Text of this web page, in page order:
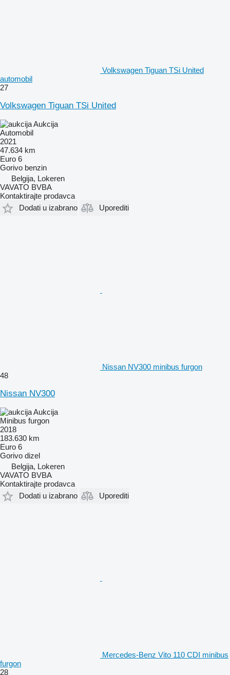
Volkswagen Tiguan TSi United
automobil
27
Volkswagen Tiguan TSi United
Aukcija
Automobil
2021
47.634 km
Euro 6
Gorivo benzin
Belgija, Lokeren
VAVATO BVBA
Kontaktirajte prodavca
Dodati u izabrano
Uporediti
Nissan NV300 minibus furgon
48
Nissan NV300
Aukcija
Minibus furgon
2018
183.630 km
Euro 6
Gorivo dizel
Belgija, Lokeren
VAVATO BVBA
Kontaktirajte prodavca
Dodati u izabrano
Uporediti
Mercedes-Benz Vito 110 CDI minibus
furgon
28